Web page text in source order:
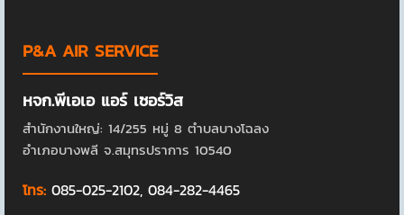
P&A AIR SERVICE
หจก.พีเอเอ แอร์ เซอร์วิส
สำนักงานใหญ่: 14/255 หมู่ 8 ตำบลบางโฉลง
อำเภอบางพลี จ.สมุทรปราการ 10540
โทร: 085-025-2102, 084-282-4465